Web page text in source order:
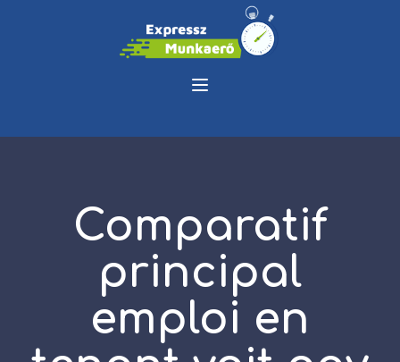
Comparatif
principal
emploi en